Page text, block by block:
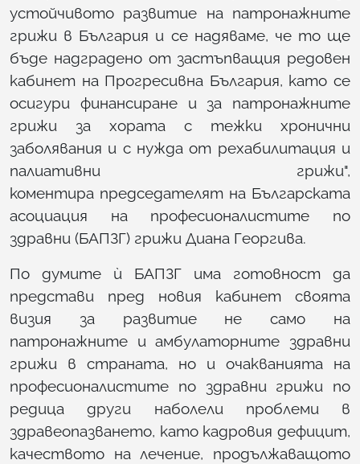
устойчивото развитие на патронажните
грижи в България и се надяваме, че то ще
бъде надградено от застъпващия редовен
кабинет на Прогресивна България, като се
осигури финансиране и за патронажните
грижи за хората с тежки хронични
заболявания и с нужда от рехабилитация и
палиативни грижи",
коментира председателят на Българската
асоциация на професионалистите по
здравни (БАПЗГ) грижи Диана Георгива.
По думите ѝ БАПЗГ има готовност да
представи пред новия кабинет своята
визия за развитие не само на
патронажните и амбулаторните здравни
грижи в страната, но и очакванията на
професионалистите по здравни грижи по
редица други наболели проблеми в
здравеопазването, като кадровия дефицит,
качеството на лечение, продължаващото